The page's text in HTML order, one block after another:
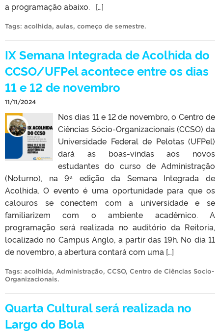
a programação abaixo. […]
Tags: acolhida, aulas, começo de semestre.
IX Semana Integrada de Acolhida do
CCSO/UFPel acontece entre os dias
11 e 12 de novembro
11/11/2024
Nos dias 11 e 12 de novembro, o Centro de
Ciências Sócio-Organizacionais (CCSO) da
Universidade Federal de Pelotas (UFPel)
dará as boas-vindas aos novos
estudantes do curso de Administração
(Noturno), na 9ª edição da Semana Integrada de
Acolhida. O evento é uma oportunidade para que os
calouros se conectem com a universidade e se
familiarizem com o ambiente acadêmico. A
programação será realizada no auditório da Reitoria,
localizado no Campus Anglo, a partir das 19h. No dia 11
de novembro, a abertura contará com uma […]
Tags: acolhida, Administração, CCSO, Centro de Ciências Socio-
Organizacionais.
Quarta Cultural será realizada no
Largo do Bola